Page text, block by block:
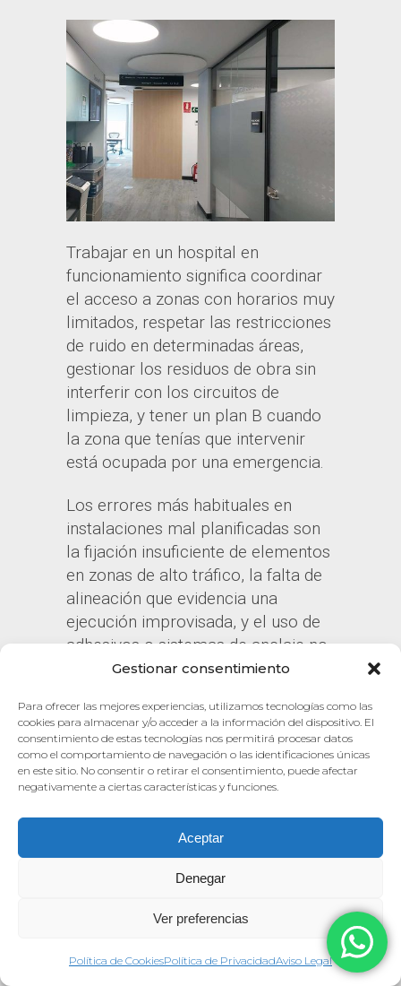
Gestionar consentimiento
Para ofrecer las mejores experiencias, utilizamos tecnologías como las
cookies para almacenar y/o acceder a la información del dispositivo. El
consentimiento de estas tecnologías nos permitirá procesar datos
como el comportamiento de navegación o las identificaciones únicas
en este sitio. No consentir o retirar el consentimiento, puede afectar
negativamente a ciertas características y funciones.
Aceptar
Denegar
Ver preferencias
Política de CookiesPolítica de PrivacidadAviso Legal
Trabajar en un hospital en
funcionamiento significa coordinar
el acceso a zonas con horarios muy
limitados, respetar las restricciones
de ruido en determinadas áreas,
gestionar los residuos de obra sin
interferir con los circuitos de
limpieza, y tener un plan B cuando
la zona que tenías que intervenir
está ocupada por una emergencia.
Los errores más habituales en
instalaciones mal planificadas son
la fijación insuficiente de elementos
en zonas de alto tráfico, la falta de
alineación que evidencia una
ejecución improvisada, y el uso de
adhesivos o sistemas de anclaje no
compatibles con los materiales del
En un hospital, un rótulo o una